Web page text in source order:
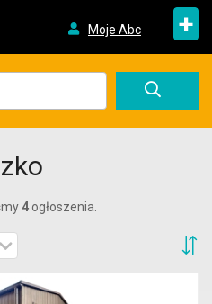
Moje Abc +
4 ogłoszenia.